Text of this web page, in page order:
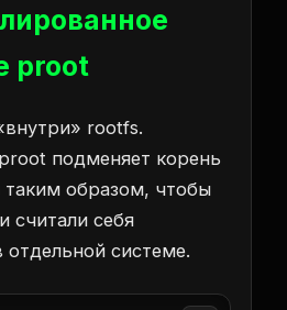
proot
rootfs.
подменяет корень
образом, чтобы
считали себя
системе.